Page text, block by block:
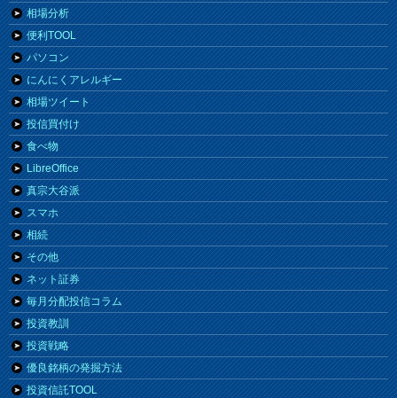
相場分析
便利TOOL
パソコン
にんにくアレルギー
相場ツイート
投信買付け
食べ物
LibreOffice
真宗大谷派
スマホ
相続
その他
ネット証券
毎月分配投信コラム
投資教訓
投資戦略
優良銘柄の発掘方法
投資信託TOOL